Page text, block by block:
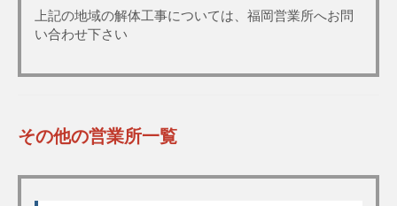
上記の地域の解体工事については、福岡営業所へお問
い合わせ下さい
その他の営業所一覧